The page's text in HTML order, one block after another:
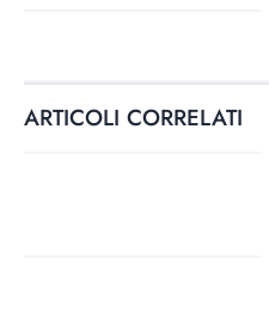
ARTICOLI CORRELATI